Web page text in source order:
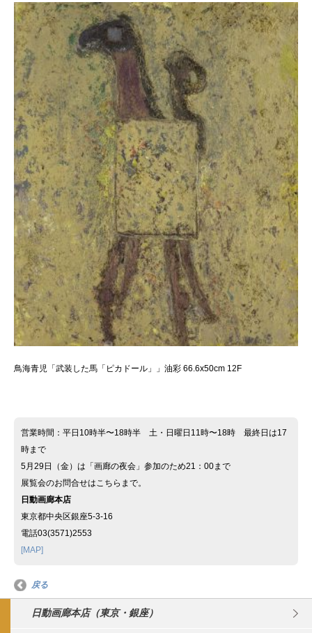
鳥海青児「武装した馬「ピカドール」」油彩 66.6x50cm 12F
営業時間：平日10時半〜18時半 土・日曜日11時〜18時 最終日は17
時まで
5月29日（金）は「画廊の夜会」参加のため21：00まで
展覧会のお問合せはこちらまで。
日動画廊本店
東京都中央区銀座5-3-16
電話03(3571)2553
[MAP]
戻る
日動画廊本店（東京・銀座）